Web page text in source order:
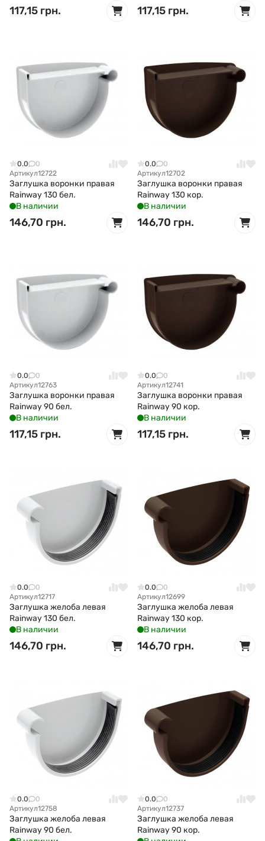
117,15 грн. 117,15 грн.
0.0
0
Артикул12722
Заглушка воронки правая
Rainway 130 бел.
В наличии
146,70 грн.
0.0
0
Артикул12702
Заглушка воронки правая
Rainway 130 кор.
В наличии
146,70 грн.
0.0
0
Артикул12763
Заглушка воронки правая
Rainway 90 бел.
В наличии
117,15 грн.
0.0
0
Артикул12741
Заглушка воронки правая
Rainway 90 кор.
В наличии
117,15 грн.
0.0
0
Артикул12717
Заглушка желоба левая
Rainway 130 бел.
В наличии
146,70 грн.
0.0
0
Артикул12699
Заглушка желоба левая
Rainway 130 кор.
В наличии
146,70 грн.
0.0
0
Артикул12758
Заглушка желоба левая
Rainway 90 бел.
0.0
0
Артикул12737
Заглушка желоба левая
Rainway 90 кор.